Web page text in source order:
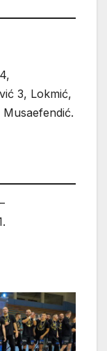
3, Lokmić,